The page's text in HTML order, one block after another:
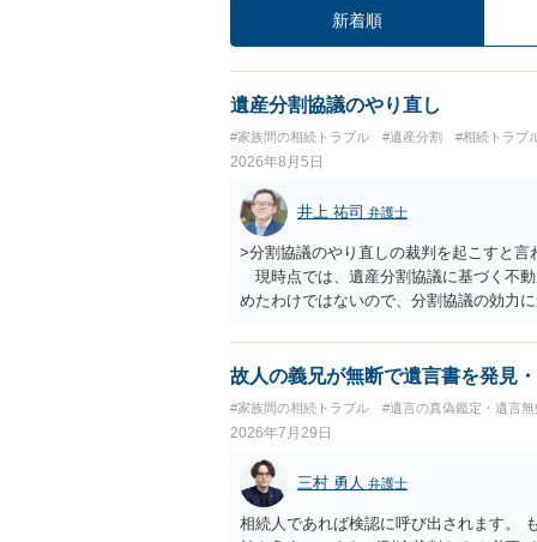
新着順
遺産分割協議のやり直し
#家族間の相続トラブル #遺産分割 #相続トラブ
2026年8月5日
井上 祐司 弁護士
>分割協議のやり直しの裁判を起こすと
現時点では、遺産分割協議に基づく不
めたわけではないので、分割協議の効力
りますが、 ・伯母様自身が分割協議に加
益が誰にあったかの立証が困難であるこ
故人の義兄が無断で遺言書を発見
#家族間の相続トラブル #遺言の真偽鑑定・遺言無
2026年7月29日
三村 勇人 弁護士
相続人であれば検認に呼び出されます。